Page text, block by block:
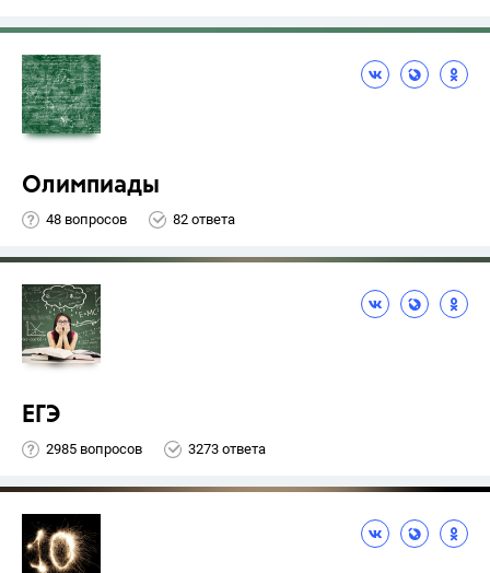
Олимпиады
48 вопросов 82 ответа
ЕГЭ
2985 вопросов 3273 ответа